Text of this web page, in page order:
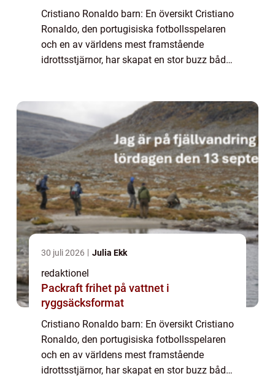
Cristiano Ronaldo barn: En översikt Cristiano
Ronaldo, den portugisiska fotbollsspelaren
och en av världens mest framstående
idrottsstjärnor, har skapat en stor buzz både
30 juli 2026 Julia Ekk
redaktionel
Packraft frihet på vattnet i
ryggsäcksformat
Cristiano Ronaldo barn: En översikt Cristiano
Ronaldo, den portugisiska fotbollsspelaren
och en av världens mest framstående
idrottsstjärnor, har skapat en stor buzz både